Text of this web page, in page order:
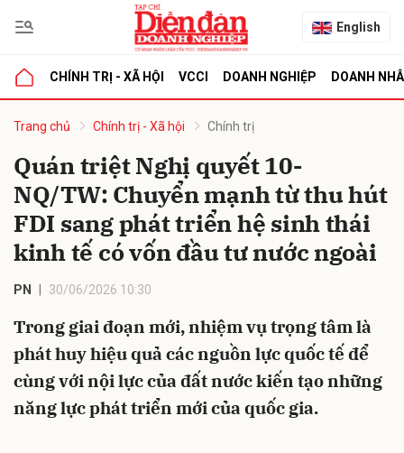
English
CHÍNH TRỊ - XÃ HỘI VCCI DOANH NGHIỆP DOANH
Trang chủ Chính trị - Xã hội Chính trị
Quán triệt Nghị quyết 10-
NQ/TW: Chuyển mạnh từ thu hút
FDI sang phát triển hệ sinh thái
kinh tế có vốn đầu tư nước ngoài
PN 30/06/2026 10:30
Trong giai đoạn mới, nhiệm vụ trọng tâm là
phát huy hiệu quả các nguồn lực quốc tế để
cùng với nội lực của đất nước kiến tạo những
năng lực phát triển mới của quốc gia.
luận